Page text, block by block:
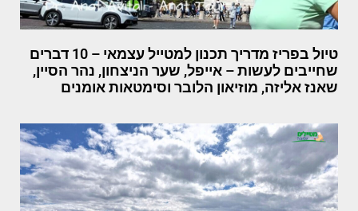
טיול בפריז מדריך תכנון למטייל עצמאי – 10 דברים
שחייבים לעשות – אייפל, שער הניצחון, נהר הסיין,
שאנז אליזה, מוזיאון הלובר וסימטאות אומנים